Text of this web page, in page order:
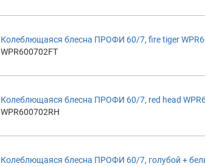
Колеблющаяся блесна ПРОФИ 60/7, fire tiger
WPR600702FT
Колеблющаяся блесна ПРОФИ 60/7, red head
WPR600702RH
Колеблющаяся блесна ПРОФИ 60/7, голубой +